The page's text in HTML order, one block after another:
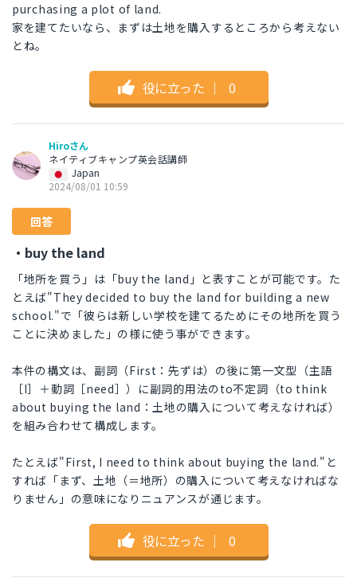
purchasing a plot of land.
家を建てたいなら、まずは土地を購入するところから考えない
とね。
役に立った ｜ 0
Hiroさん
ネイティブキャンプ英会話講師
Japan
2024/08/01 10:59
回答
・buy the land
「地所を買う」は「buy the land」と表すことが可能です。た
とえば"They decided to buy the land for building a new
school."で「彼らは新しい学校を建てるためにその地所を買う
ことに決めました」の様に使う事ができます。
本件の構文は、副詞（First：先ずは）の後に第一文型（主語
［I］＋動詞［need］）に副詞的用法のto不定詞（to think
about buying the land：土地の購入について考えなければ）
を組み合わせて構成します。
たとえば"First, I need to think about buying the land."と
すれば「まず、土地（＝地所）の購入について考えなければな
りません」の意味になりニュアンスが通じます。
役に立った ｜ 0